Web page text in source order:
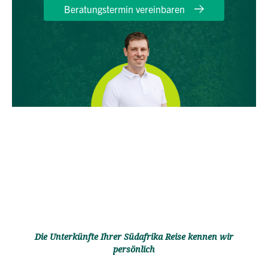
Beratungstermin vereinbaren
Die Unterkünfte Ihrer Südafrika Reise kennen wir
persönlich